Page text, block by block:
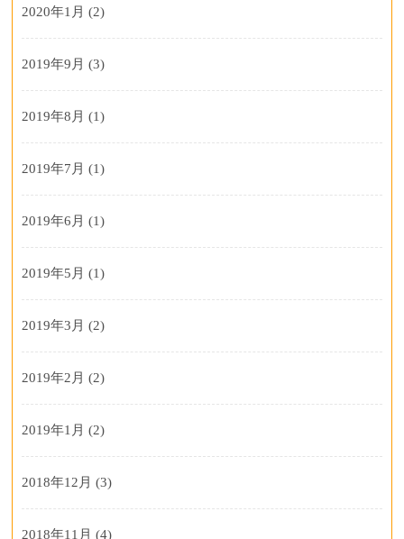
2020年1月 (2)
2019年9月 (3)
2019年8月 (1)
2019年7月 (1)
2019年6月 (1)
2019年5月 (1)
2019年3月 (2)
2019年2月 (2)
2019年1月 (2)
2018年12月 (3)
2018年11月 (4)